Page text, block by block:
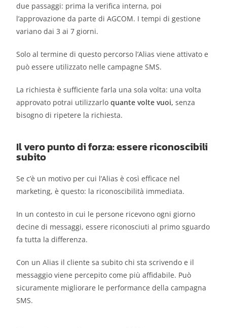
due passaggi: prima la verifica interna, poi
l’approvazione da parte di AGCOM. I tempi di gestione
variano dai 3 ai 7 giorni.
Solo al termine di questo percorso l’Alias viene attivato e
può essere utilizzato nelle campagne SMS.
La richiesta è sufficiente farla una sola volta: una volta
approvato potrai utilizzarloquante volte vuoi, senza
bisogno di ripetere la richiesta.
Il vero punto di forza: essere riconoscibili
subito
Se c’è un motivo per cui l’Alias è così efficace nel
marketing, è questo: la riconoscibilità immediata.
In un contesto in cui le persone ricevono ogni giorno
decine di messaggi, essere riconosciuti al primo sguardo
fa tutta la differenza.
Con un Alias il cliente sa subito chi sta scrivendo e il
messaggio viene percepito come più affidabile. Può
sicuramente migliorare le performance della campagna
SMS.